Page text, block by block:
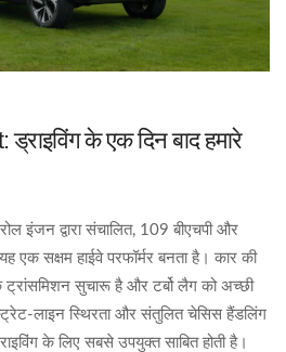
के एक दिन बाद हमारे
इंजन द्वारा संचालित, 109 बीएचपी और
एक सक्षम हाईवे परफॉर्मर बनता है। कार की
ट्रांसमिशन सुचारू है और टर्बो लैग को अच्छी
लाइन स्थिरता और संतुलित चेसिस हैंडलिंग
के लिए सबसे उपयुक्त साबित होती है।